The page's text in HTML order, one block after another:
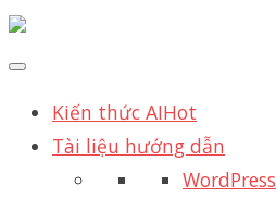
Kiến thức AIHot
Tài liệu hướng dẫn
WordPress